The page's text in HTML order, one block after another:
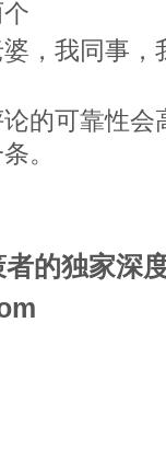
，我同事，
的可靠性会
。
的独家深